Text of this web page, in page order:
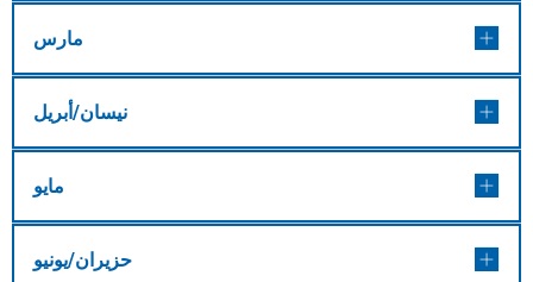
مارس
نيسان/أبريل
مايو
حزيران/يونيو